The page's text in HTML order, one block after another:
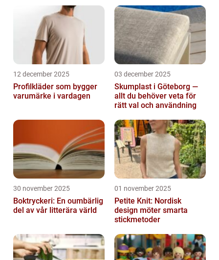
12 december 2025
Profilkläder som bygger
varumärke i vardagen
03 december 2025
Skumplast i Göteborg —
allt du behöver veta för
rätt val och användning
30 november 2025
Boktryckeri: En oumbärlig
del av vår litterära värld
01 november 2025
Petite Knit: Nordisk
design möter smarta
stickmetoder